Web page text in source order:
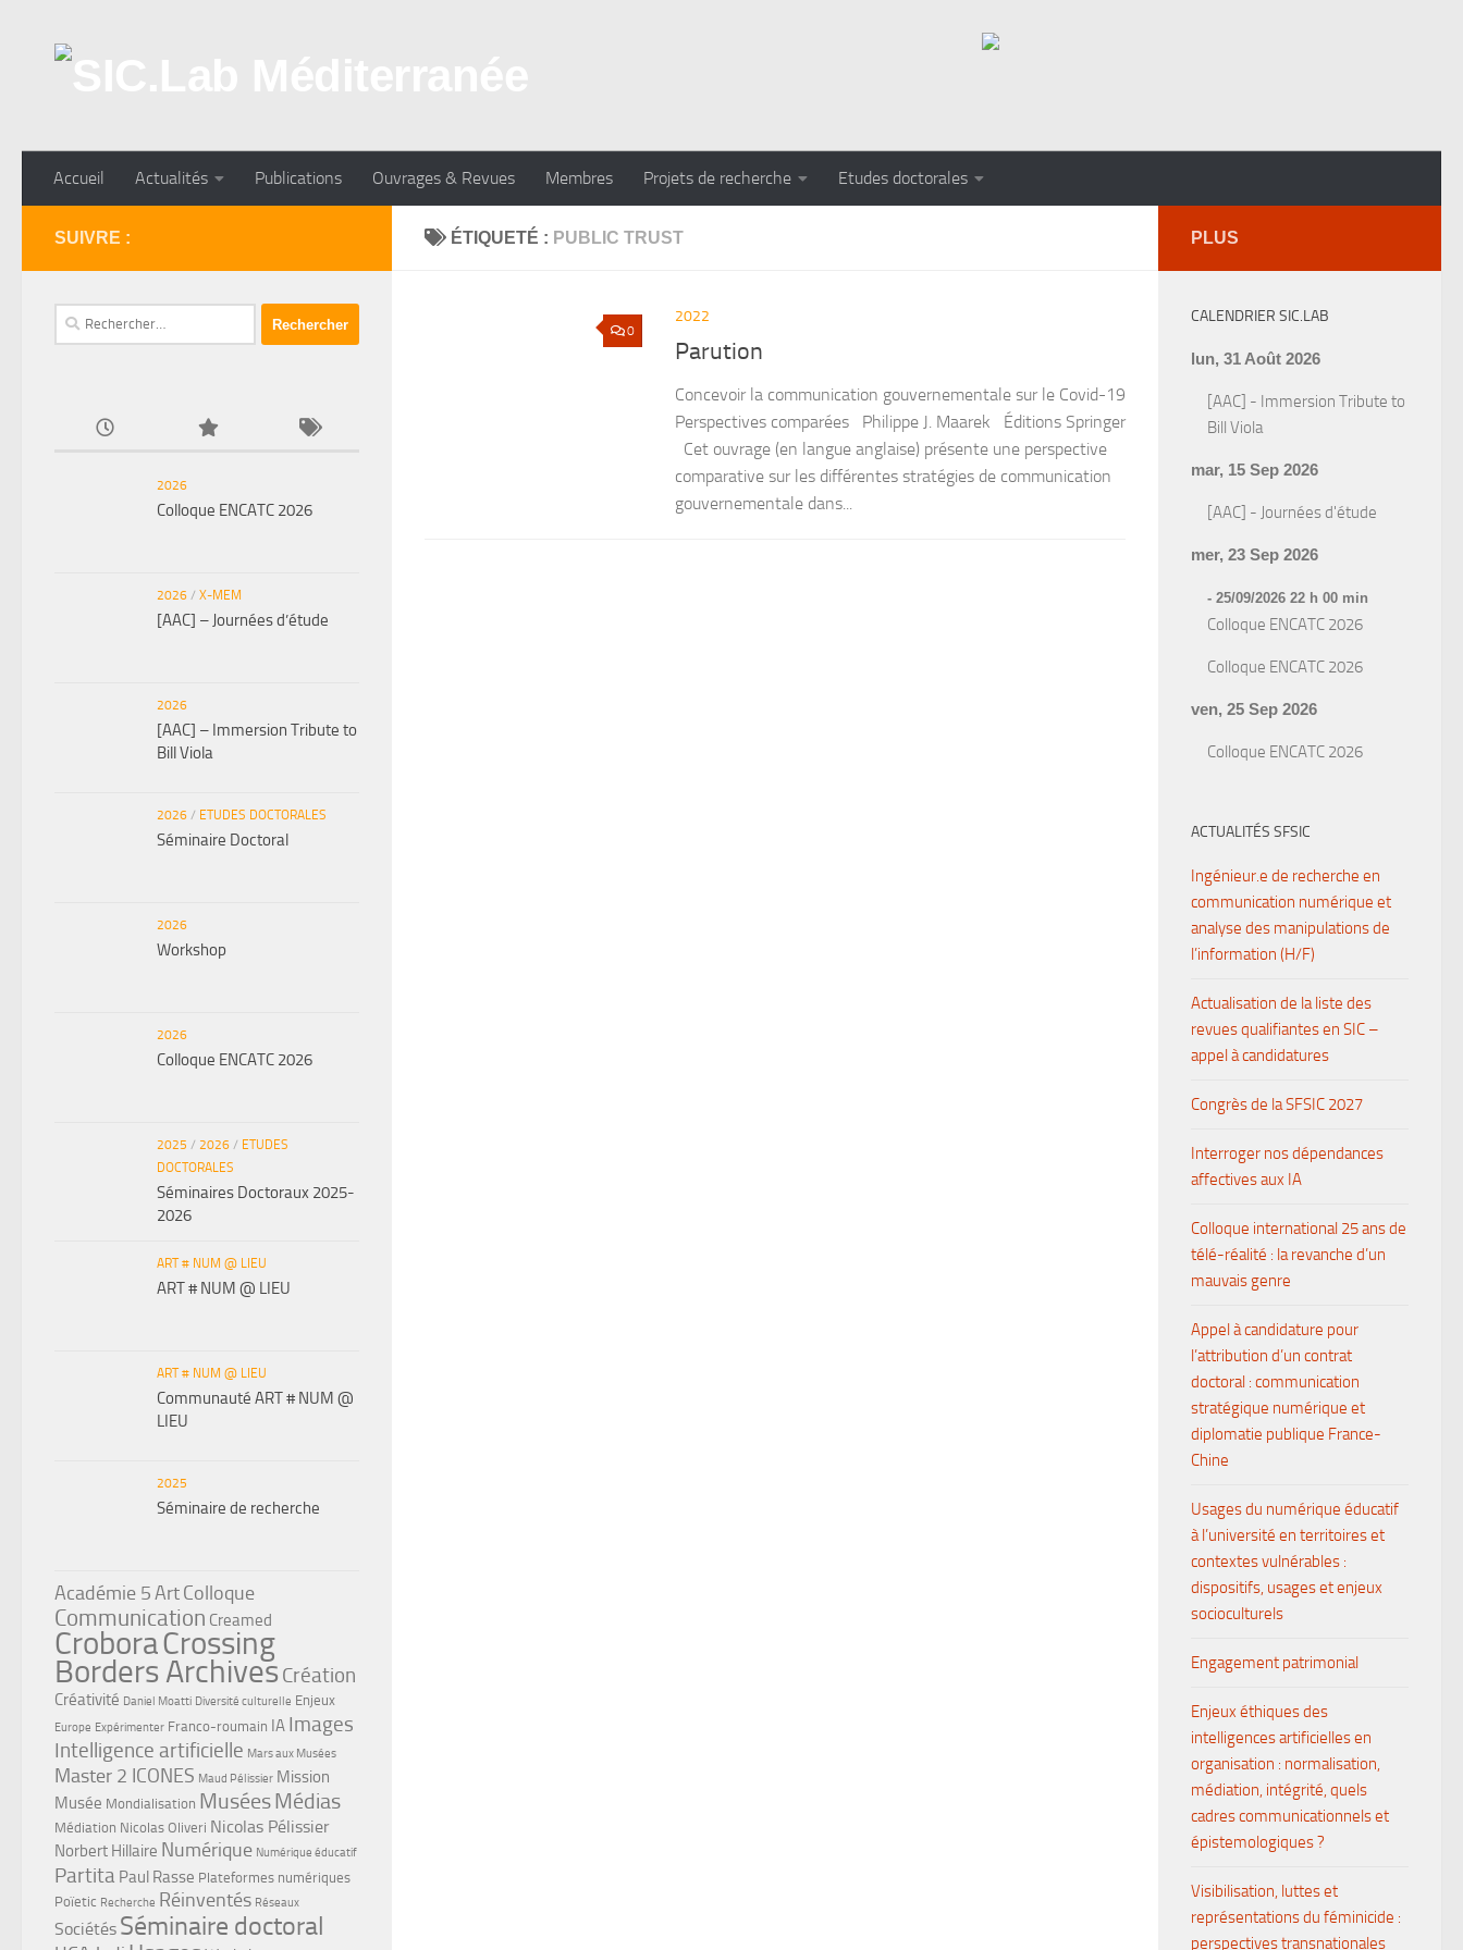
Accueil Actualités Publications Ouvrages & Revues Membres Projets de recherche Etudes doctorales
ÉTIQUETÉ : PUBLIC TRUST
0
2022
Parution
Concevoir la communication gouvernementale sur le Covid-19
Perspectives comparées Philippe J. Maarek Éditions Springer
Cet ouvrage (en langue anglaise) présente une perspective
comparative sur les différentes stratégies de communication
gouvernementale dans...
SUIVRE :
Rechercher :
2026
Colloque ENCATC 2026
2026 / X-MEM
[AAC] – Journées d’étude
2026
[AAC] – Immersion Tribute to
Bill Viola
2026 / ETUDES DOCTORALES
Séminaire Doctoral
2026
Workshop
2026
Colloque ENCATC 2026
2025 / 2026 / ETUDES
DOCTORALES
Séminaires Doctoraux 2025-
2026
ART # NUM @ LIEU
ART # NUM @ LIEU
ART # NUM @ LIEU
Communauté ART # NUM @
LIEU
2025
Séminaire de recherche
Académie 5ArtColloque
Communication Creamed
CroboraCrossing
Borders ArchivesCréation
Créativité Daniel Moatti Diversité culturelle Enjeux
Europe Expérimenter Franco-roumain IA Images
Intelligence artificielle Mars aux Musées
Master 2 ICONES Maud Pélissier Mission
Musée Mondialisation MuséesMédias
Médiation Nicolas Oliveri Nicolas Pélissier
Norbert Hillaire Numérique Numérique éducatif
Partita Paul Rasse Plateformes numériques
Poïetic Recherche Réinventés Réseaux
Sociétés Séminaire doctoral
PLUS
CALENDRIER SIC.LAB
lun, 31 Août 2026
[AAC] - Immersion Tribute to
Bill Viola
mar, 15 Sep 2026
[AAC] - Journées d'étude
mer, 23 Sep 2026
- 25/09/2026 22 h 00 min
Colloque ENCATC 2026
Colloque ENCATC 2026
ven, 25 Sep 2026
Colloque ENCATC 2026
ACTUALITÉS SFSIC
Ingénieur.e de recherche en
communication numérique et
analyse des manipulations de
l’information (H/F)
Actualisation de la liste des
revues qualifiantes en SIC –
appel à candidatures
Congrès de la SFSIC 2027
Interroger nos dépendances
affectives aux IA
Colloque international 25 ans de
télé-réalité : la revanche d’un
mauvais genre
Appel à candidature pour
l’attribution d’un contrat
doctoral : communication
stratégique numérique et
diplomatie publique France-
Chine
Usages du numérique éducatif
à l’université en territoires et
contextes vulnérables :
dispositifs, usages et enjeux
socioculturels
Engagement patrimonial
Enjeux éthiques des
intelligences artificielles en
organisation : normalisation,
médiation, intégrité, quels
cadres communicationnels et
épistemologiques ?
Visibilisation, luttes et
représentations du féminicide :
perspectives transnationales